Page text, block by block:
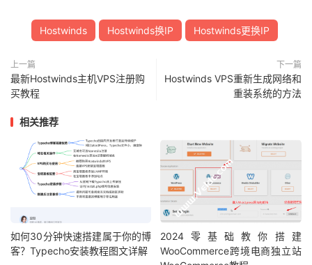
Hostwinds Hostwinds换IP Hostwinds更换IP
上一篇
最新Hostwinds主机VPS注册购
买教程
下一篇
Hostwinds VPS重新生成网络和
重装系统的方法
相关推荐
如何30分钟快速搭建属于你的博
客？Typecho安装教程图文详解
2024零基础教你搭建
WooCommerce跨境电商独立站